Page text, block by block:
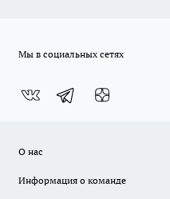
Мы в социальных сетях
О нас
Информация о команде